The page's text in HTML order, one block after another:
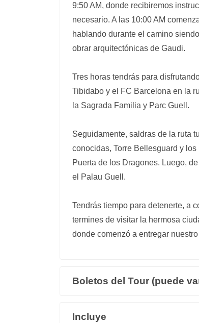
9:50 AM, donde recibiremos
necesario. A las 10:00 AM
hablando durante el camino
obrar arquitectónicas de Gaudi.
Tres horas tendrás para
Tibidabo y el FC Barcelona en la
la Sagrada Familia y Parc Guell.
Seguidamente, saldras de la ruta
conocidas, Torre Bellesguard y
Puerta de los Dragones. Luego,
el Palau Guell.
Tendrás tiempo para detenerte, a
termines de visitar la hermosa
donde comenzó a entregar
Boletos del Tour (puede
Incluye